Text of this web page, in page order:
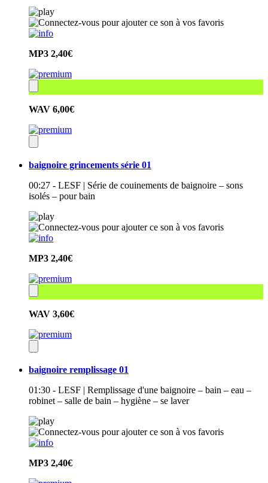
MP3 2,40€
WAV 6,00€
baignoire grincements série 01
00:27 - LESF | Série de couinements de baignoire – sons
isolés – pour bain
MP3 2,40€
WAV 3,60€
baignoire remplissage 01
01:30 - LESF | Remplissage d'une baignoire – bain – eau –
robinet – salle de bain – hygiène – se laver
MP3 2,40€